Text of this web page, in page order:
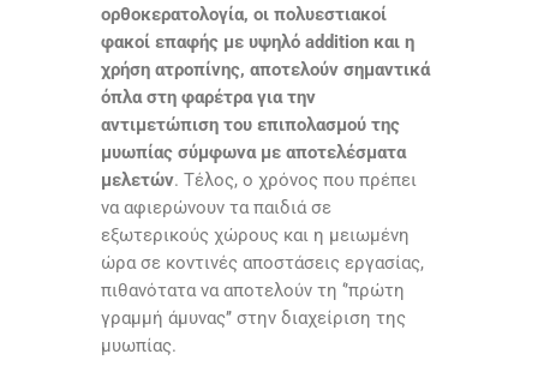
ορθοκερατολογία, οι πολυεστιακοί
φακοί επαφής με υψηλό addition και η
χρήση ατροπίνης, αποτελούν σημαντικά
όπλα στη φαρέτρα για την
αντιμετώπιση του επιπολασμού της
μυωπίας σύμφωνα με αποτελέσματα
μελετών. Τέλος, ο χρόνος που πρέπει
να αφιερώνουν τα παιδιά σε
εξωτερικούς χώρους και η μειωμένη
ώρα σε κοντινές αποστάσεις εργασίας,
πιθανότατα να αποτελούν τη ‘’πρώτη
γραμμή άμυνας’’ στην διαχείριση της
μυωπίας.